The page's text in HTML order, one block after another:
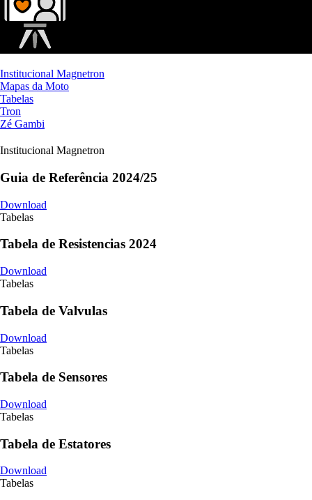
Institucional Magnetron
Mapas da Moto
Tabelas
Tron
Zé Gambi
Institucional Magnetron
Guia de Referência 2024/25
Download
Tabelas
Tabela de Resistencias 2024
Download
Tabelas
Tabela de Valvulas
Download
Tabelas
Tabela de Sensores
Download
Tabelas
Tabela de Estatores
Download
Tabelas